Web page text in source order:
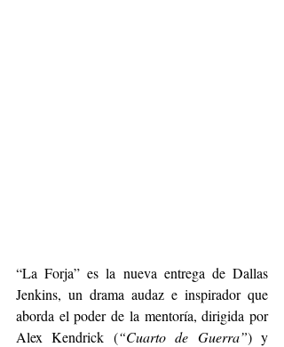
“La Forja” es la nueva entrega de Dallas
Jenkins, un drama audaz e inspirador que
aborda el poder de la mentoría, dirigida por
Alex Kendrick (“Cuarto de Guerra”) y